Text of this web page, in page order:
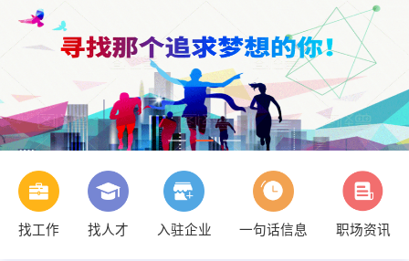
找工作 找人才 入驻企业 一句话信息 职场资讯
【天天新榴香园】 强势入驻